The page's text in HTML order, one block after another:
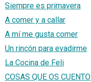
Siempre es primavera
A comer y a callar
A mí me gusta comer
Un rincón para evadirme
La Cocina de Feli
COSAS QUE OS CUENTO